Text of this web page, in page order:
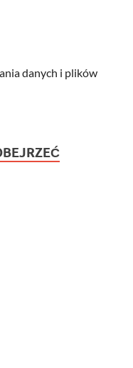
danych i plików